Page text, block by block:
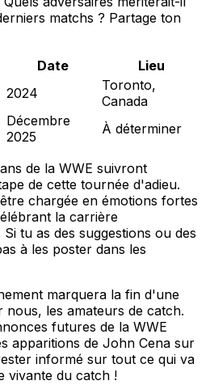
matchs ? Partage ton
Date
Lieu
2024
Toronto,
Canada
Décembre
2025
À déterminer
de la WWE suivront
de cette tournée d'adieu.
chargée en émotions fortes
la carrière
tu as des suggestions ou des
à les poster dans les
marquera la fin d'une
les amateurs de catch.
futures de la WWE
apparitions de John Cena sur
informé sur tout ce qui va
vivante du catch !